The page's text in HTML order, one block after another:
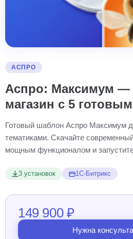
АСПРО
Аспро: Максимум —
магазин с 5
Готовый шаблон Аспро Максимум
тематиками. Скачайте
мощным функционалом и
3 установок 1С-Битрикс
149 900 ₽
Нужна